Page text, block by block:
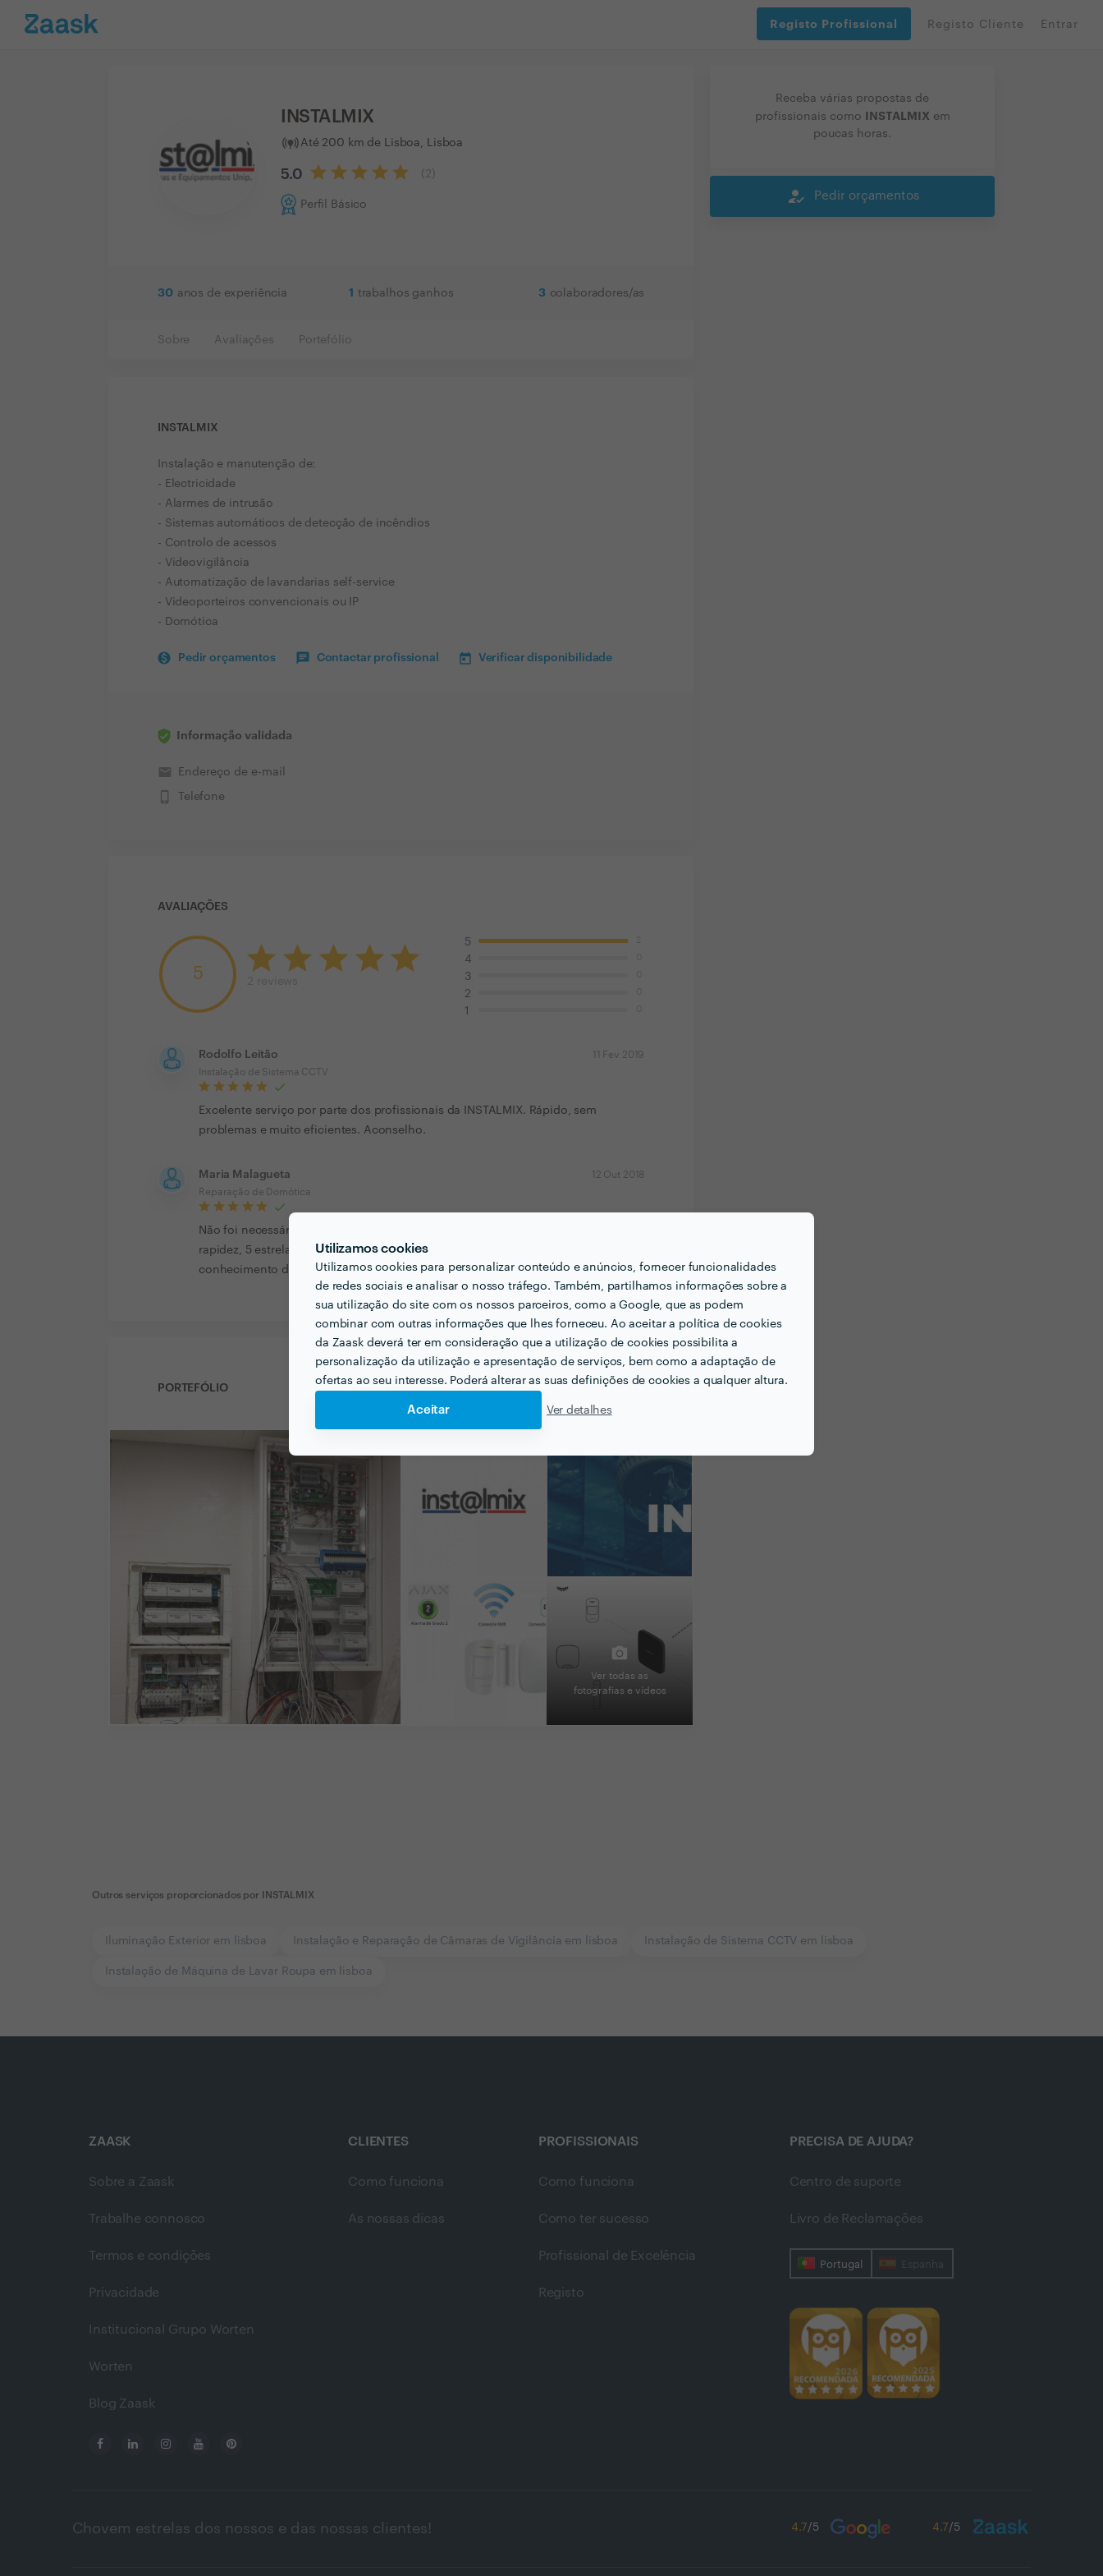
Utilizamos cookies
Utilizamos cookies para personalizar conteúdo e anúncios, fornecer funcionalidades
de redes sociais e analisar o nosso tráfego. Também, partilhamos informações sobre a
sua utilização do site com os nossos parceiros, como a Google, que as podem
combinar com outras informações que lhes forneceu. Ao aceitar a política de cookies
da Zaask deverá ter em consideração que a utilização de cookies possibilita a
personalização da utilização e apresentação de serviços, bem como a adaptação de
ofertas ao seu interesse. Poderá alterar as suas definições de cookies a qualquer altura.
Aceitar Ver detalhes
Registo Profissional Registo Cliente Entrar
INSTALMIX
Até 200 km de Lisboa, Lisboa
5.0 ( 2
Perfil Básico
30 anos de experiência 1 trabalhos ganhos 3 colaboradores/as
Sobre Avaliações Portefólio
INSTALMIX
Instalação e manutenção de:
- Electricidade
- Alarmes de intrusão
- Sistemas automáticos de detecção de incêndios
- Controlo de acessos
- Videovigilância
- Automatização de lavandarias self-service
- Videoporteiros convencionais ou IP
- Domótica
Pedir orçamentos Contactar profissional Verificar disponibilidade
Informação validada
email Endereço de e-mail
phone_iphone Telefone
AVALIAÇÕES
5
5
4
3
2
1
Rodolfo Leitão
Instalação de Sistema CCTV
11 Fev 2019
Excelente serviço por parte dos profissionais da INSTALMIX. Rápido, sem
problemas e muito eficientes. Aconselho.
Maria Malagueta
Reparação de Domótica
12 Out 2018
Não foi necessário mas o meu muito obrigado pela vossa disponibilidade e
rapidez, 5 estrelas, resolvi o problema sem técnico era mesmo questões de
conhecimento da Domótica tive ajuda de vizinhos. Obrigado Maria Malagueta
PORTEFÓLIO
Ver todas as
fotografias e vídeos
Receba várias propostas de
profissionais como
INSTALMIX em
poucas horas.
how_to_reg Pedir orçamentos
Outros serviços proporcionados por INSTALMIX
Iluminação Exterior em lisboa Instalação e Reparação de Câmaras de Vigilância em lisboa Instalação de Sistema CCTV em lisboa
Instalação de Máquina de Lavar Roupa em lisboa
ZAASK
Sobre a Zaask
Trabalhe connosco
Termos e condições
Privacidade
Institucional Grupo Worten
Worten
Blog Zaask
CLIENTES
Como funciona
As nossas dicas
PROFISSIONAIS
Como funciona
Como ter sucesso
Profissional de Excelência
Registo
PRECISA DE AJUDA?
Centro de suporte
Livro de Reclamações
Portugal Espanha
Chovem estrelas dos nossos e das nossas clientes! 4.7/5 4.7/5